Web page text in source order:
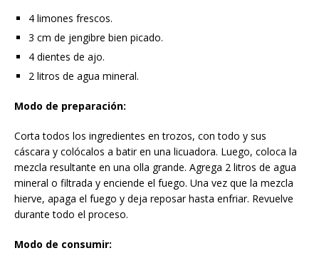
4 limones frescos.
3 cm de jengibre bien picado.
4 dientes de ajo.
2 litros de agua mineral.
Modo de preparación:
Corta todos los ingredientes en trozos, con todo y sus
cáscara y colócalos a batir en una licuadora. Luego, coloca la
mezcla resultante en una olla grande. Agrega 2 litros de agua
mineral o filtrada y enciende el fuego. Una vez que la mezcla
hierve, apaga el fuego y deja reposar hasta enfriar. Revuelve
durante todo el proceso.
Modo de consumir: